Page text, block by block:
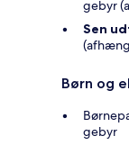
gebyr
Sen
Børn og
gebyr